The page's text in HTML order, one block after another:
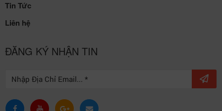
Tin Tức
Liên hệ
ĐĂNG KÝ NHẬN TIN